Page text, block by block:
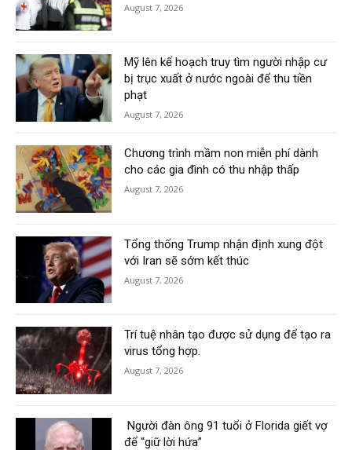
August 7, 2026
Mỹ lên kế hoạch truy tìm người nhập cư
bị trục xuất ở nước ngoài để thu tiền
phạt
August 7, 2026
Chương trình mầm non miễn phí dành
cho các gia đình có thu nhập thấp
August 7, 2026
Tổng thống Trump nhận định xung đột
với Iran sẽ sớm kết thúc
August 7, 2026
Trí tuệ nhân tạo được sử dụng để tạo ra
virus tổng hợp.
August 7, 2026
Người đàn ông 91 tuổi ở Florida giết vợ
để “giữ lời hứa”